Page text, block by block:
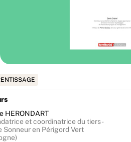
HERONDART
et coordinatrice du tiers-
Sonneur en Périgord Vert